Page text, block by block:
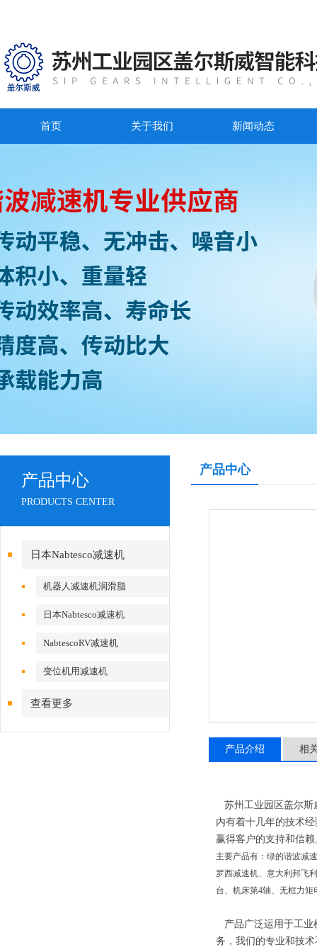
首页 关于我们 新闻动态
产品中心
PRODUCTS CENTER
日本Nabtesco减速机
机器人减速机润滑脂
日本Nabtesco减速机
NabtescoRV减速机
变位机用减速机
查看更多
产品中心
产品介绍 相
苏州工业园区盖尔斯
内有着十几年的技术
赢得客户的支持和信赖
主要产品有：绿的谐波减
罗西减速机、意大利邦飞
台、机床第4轴、无框力
产品广泛运用于工业
务，我们的专业和技